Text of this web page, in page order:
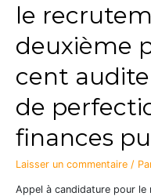
le
deuxième
cent
de
finances
Laisser un commentaire /
Appel à candidature pour